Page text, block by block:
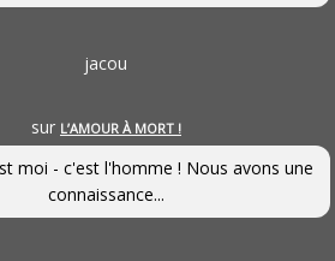
jacou
sur L’AMOUR À MORT !
moi - c'est l'homme ! Nous avons une
connaissance...